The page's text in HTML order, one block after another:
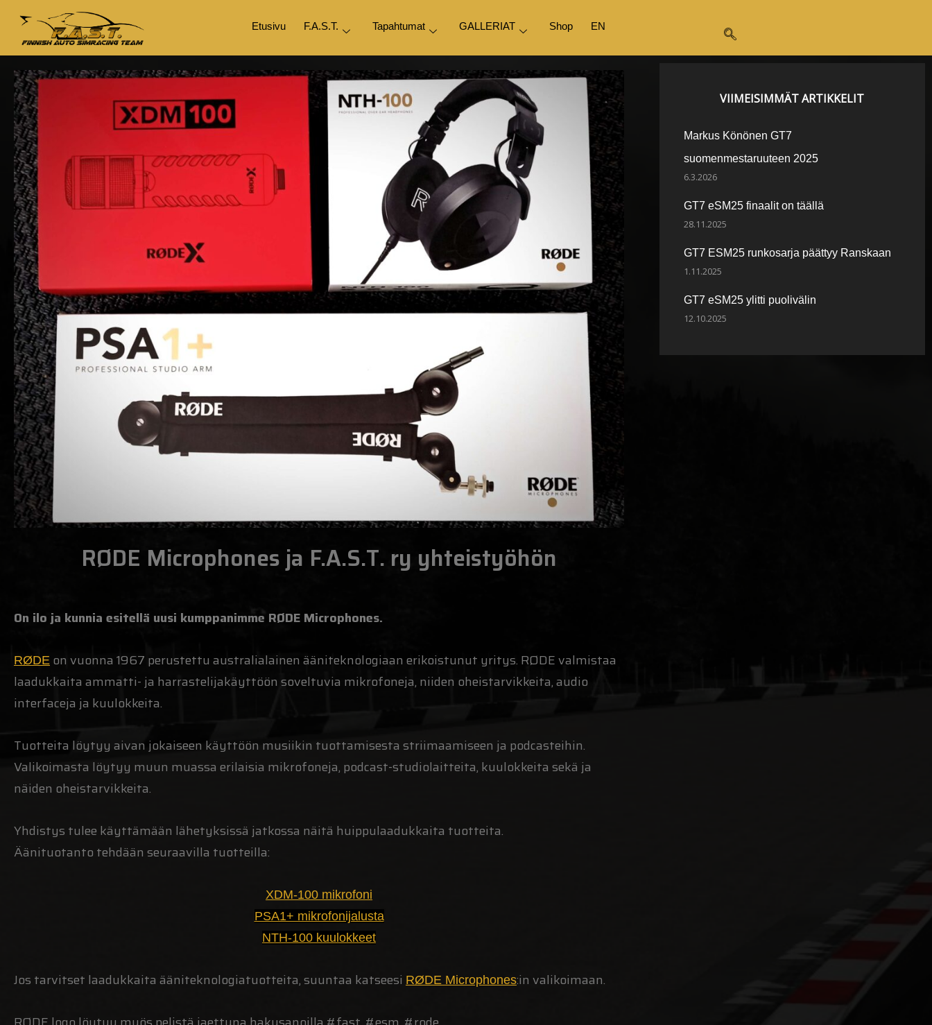
Etusivu F.A.S.T. Tapahtumat GALLERIAT Shop EN
RØDE Microphones​ ja F.A.S.T. ry yhteistyöhön
On ilo ja kunnia esitellä uusi kumppanimme RØDE Microphones.
RØDE on vuonna 1967 perustettu australialainen ääniteknologiaan erikoistunut yritys. RØDE valmistaa
laadukkaita ammatti- ja harrastelijakäyttöön soveltuvia mikrofoneja, niiden oheistarvikkeita, audio
interfaceja ja kuulokkeita.
Tuotteita löytyy aivan jokaiseen käyttöön musiikin tuottamisesta striimaamiseen ja podcasteihin.
Valikoimasta löytyy muun muassa erilaisia mikrofoneja, podcast-studiolaitteita, kuulokkeita sekä ja
näiden oheistarvikkeita.
Yhdistys tulee käyttämään lähetyksissä jatkossa näitä huippulaadukkaita tuotteita.
Äänituotanto tehdään seuraavilla tuotteilla:
XDM-100 mikrofoni
PSA1+ mikrofonijalusta
NTH-100 kuulokkeet
Jos tarvitset laadukkaita ääniteknologiatuotteita, suuntaa katseesi RØDE Microphones:in valikoimaan.
VIIMEISIMMÄT ARTIKKELIT
Markus Könönen GT7
suomenmestaruuteen 2025
6.3.2026
GT7 eSM25 finaalit on täällä
28.11.2025
GT7 ESM25 runkosarja päättyy Ranskaan
1.11.2025
GT7 eSM25 ylitti puolivälin
12.10.2025